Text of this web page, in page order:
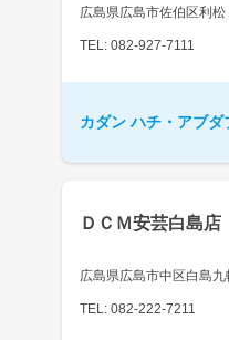
広島県広島市佐伯区利松
TEL: 082-927-7111
カダン ハチ・アブ
ＤＣＭ安芸白島店
広島県広島市中区白島九
TEL: 082-222-7211